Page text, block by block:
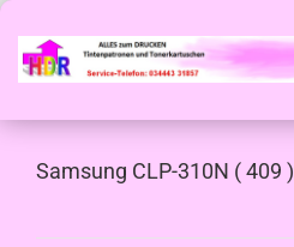
Samsung CLP-310N ( 409 )